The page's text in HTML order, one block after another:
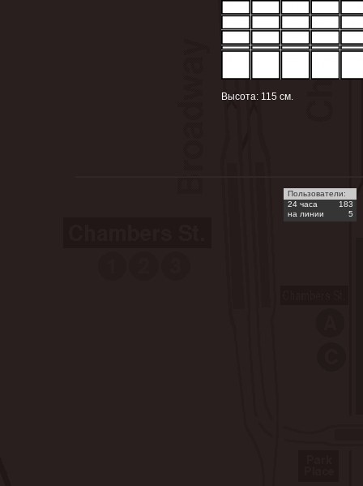
Высота: 115 см.
Пользователи:
24 часа
183
на линии
5